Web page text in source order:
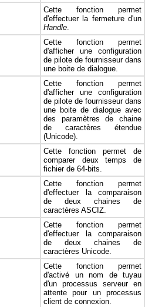
Cette fonction permet
d'effectuer la fermeture d'un
Handle.
Cette fonction permet
d'afficher une configuration
de pilote de fournisseur dans
une boite de dialogue.
Cette fonction permet
d'afficher une configuration
de pilote de fournisseur dans
une boite de dialogue avec
des paramètres de chaine
de caractères étendue
(Unicode).
Cette fonction permet de
comparer deux temps de
fichier de 64-bits.
Cette fonction permet
d'effectuer la comparaison
de deux chaines de
caractères ASCIZ.
Cette fonction permet
d'effectuer la comparaison
de deux chaines de
caractères Unicode.
Cette fonction permet
d'activé un nom de tuyau
d'un processus serveur en
attente pour un processus
client de connexion.